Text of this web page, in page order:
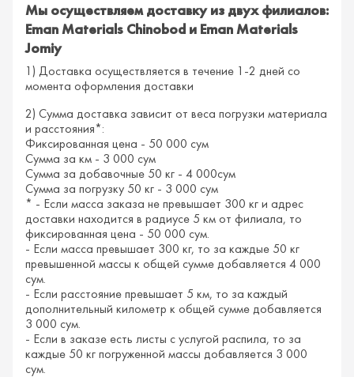
Мы осуществляем доставку из двух филиалов:
Eman Materials Chinobod и Eman Materials
Jomiy
1) Доставка осуществляется в течение 1-2 дней со
момента оформления доставки
2) Сумма доставка зависит от веса погрузки материала
и расстояния*:
Фиксированная цена - 50 000 сум
Сумма за км - 3 000 сум
Сумма за добавочные 50 кг - 4 000сум
Сумма за погрузку 50 кг - 3 000 сум
* - Если масса заказа не превышает 300 кг и адрес
доставки находится в радиусе 5 км от филиала, то
фиксированная цена - 50 000 сум.
- Если масса превышает 300 кг, то за каждые 50 кг
превышенной массы к общей сумме добавляется 4 000
сум.
- Если расстояние превышает 5 км, то за каждый
дополнительный километр к общей сумме добавляется
3 000 сум.
- Если в заказе есть листы с услугой распила, то за
каждые 50 кг погруженной массы добавляется 3 000
сум.